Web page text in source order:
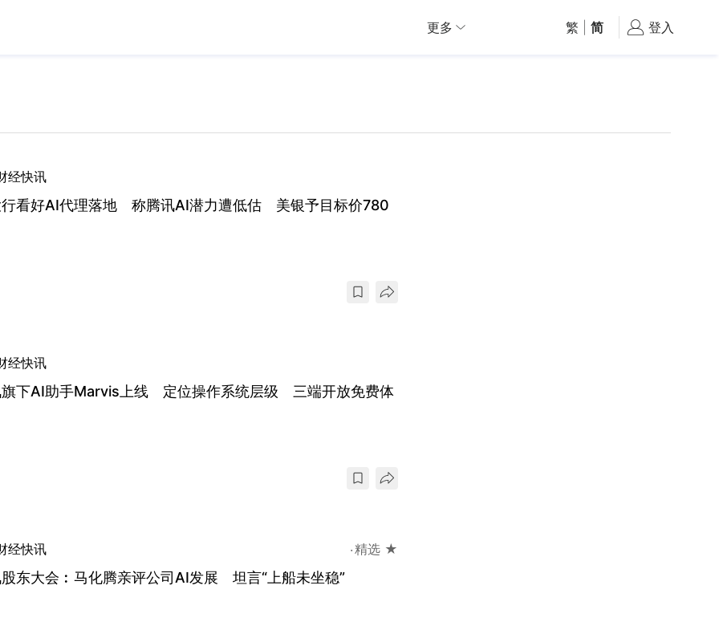
更多 繁 简 登入
经快讯
看好AI代理落地 称腾讯AI潜力遭低估 美银予目标价780
经快讯
下AI助手Marvis上线 定位操作系统层级 三端开放免费体
经快讯 精选 ★
东大会︰马化腾亲评公司AI发展 坦言“上船未坐稳”